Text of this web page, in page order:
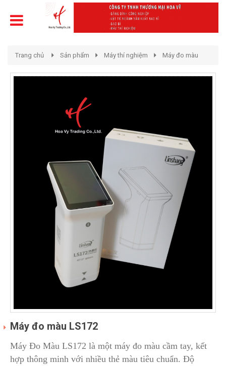
Trang chủ Sản phẩm Máy thí nghiệm Máy đo màu
Máy đo màu LS172
Máy Đo Màu LS172 là một máy đo màu cầm tay, kết
hợp thông minh với nhiều thẻ màu tiêu chuẩn. Độ